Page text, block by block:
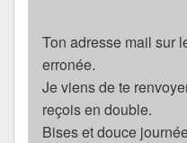
Ton adresse mail sur
erronée.
Je viens de te
reçois en double.
Bises et douce